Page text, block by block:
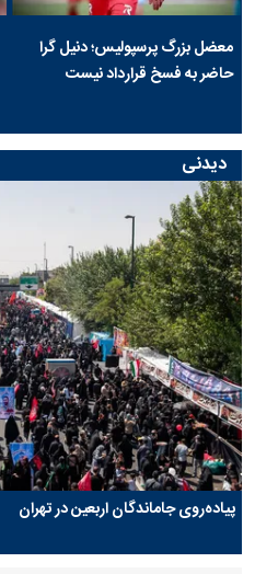
معضل بزرگ پرسپولیس؛ دنیل گرا
حاضر به فسخ قرارداد نیست
دیدنی
پیاده‌روی جاماندگان اربعین در تهران